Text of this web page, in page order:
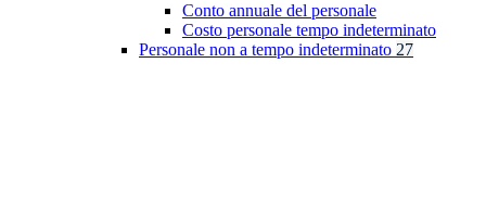
Conto annuale del personale
Costo personale tempo indeterminato
Personale non a tempo indeterminato 27